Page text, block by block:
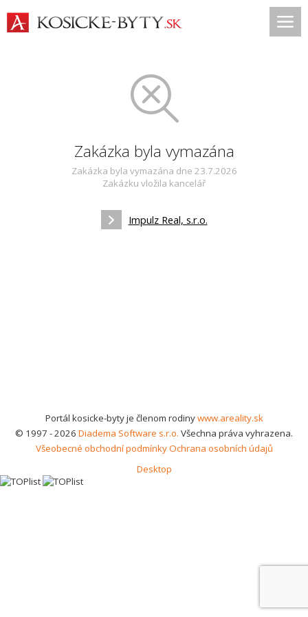
Zakázka byla vymazána
Zakázka byla vymazána dne 23.7.2026
Zakázku vložila kancelář
Impulz Real, s.r.o.
Portál kosicke-byty je členom rodinywww.areality.sk
© 1997 - 2026 Diadema Software s.r.o. Všechna práva vyhrazena.
Všeobecné obchodní podmínkyOchrana osobních údajů
Desktop